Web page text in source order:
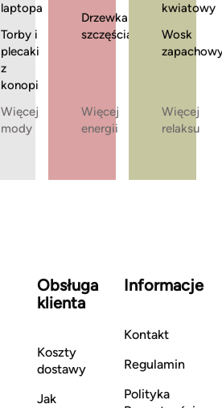
laptopa
Torby i
plecaki
z
konopi
Więcej
mody
Drzewka
szczęścia
Więcej
energii
kwiatowy
Wosk
Więcej
relaksu
Obsługa
klienta
Koszty
dostawy
Jak
Informacje
Kontakt
Regulamin
Polityka